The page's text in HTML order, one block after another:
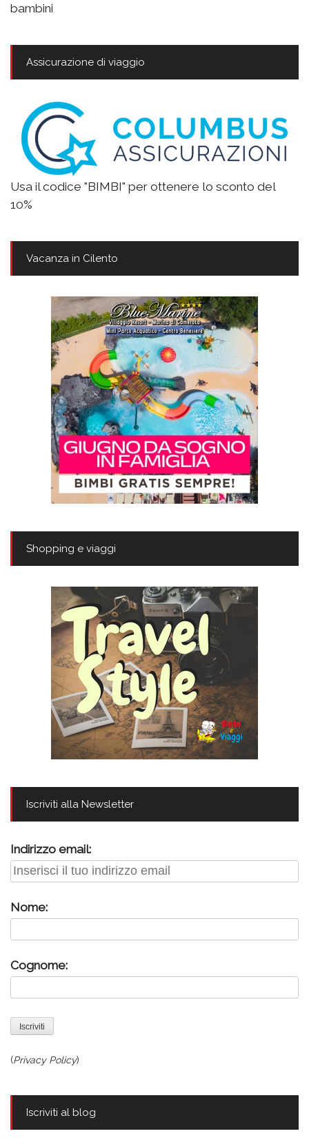
bambini
Assicurazione di viaggio
Usa il codice "BIMBI" per ottenere lo sconto del
10%
Vacanza in Cilento
Shopping e viaggi
Iscriviti alla Newsletter
Indirizzo email:
Nome:
Cognome:
(Privacy Policy)
Iscriviti al blog